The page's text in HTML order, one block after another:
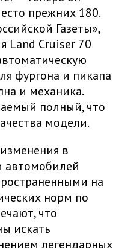
прежних 180.
Газеты»,
Land Cruiser 70
фургона и пикапа
и механика.
полный, что
модели.
в
автомобилей
на
норм по
что
искать
легендарных